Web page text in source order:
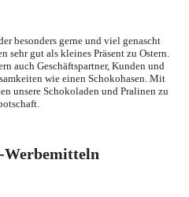
besonders gerne und viel genascht
gut als kleines Präsent zu Ostern.
auch Geschäftspartner, Kunden und
wie einen Schokohasen. Mit
unsere Schokoladen und Pralinen zu
Werbemitteln